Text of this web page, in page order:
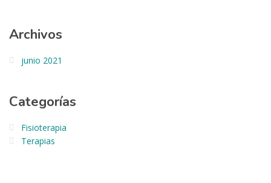
Archivos
junio 2021
Categorías
Fisioterapia
Terapias